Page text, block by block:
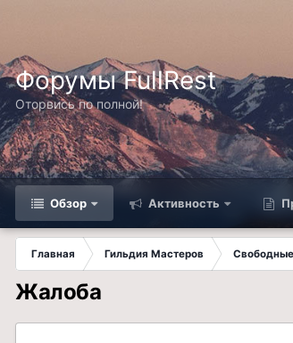
Форумы FullRest
Оторвись по полной!
Обзор Активность
Главная Гильдия Мастеров
Жалоба